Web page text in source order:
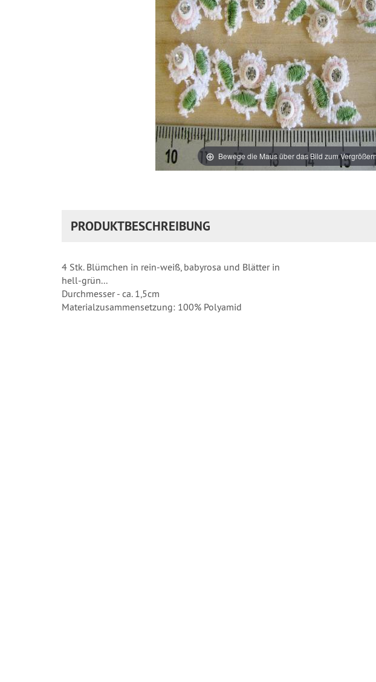
Bewege die Maus über das Bild zum Vergrößern
PRODUKTBESCHREIBUNG
4 Stk. Blümchen in rein-weiß, babyrosa und Blätter in
hell-grün...
Durchmesser - ca. 1,5cm
Materialzusammensetzung: 100% Polyamid